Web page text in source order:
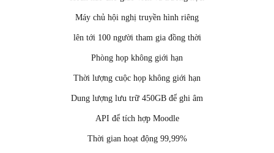
Máy chủ hội nghị truyền hình riêng
lên tới 100 người tham gia đồng thời
Phòng họp không giới hạn
Thời lượng cuộc họp không giới hạn
Dung lượng lưu trữ 450GB để ghi âm
API để tích hợp Moodle
Thời gian hoạt động 99,99%